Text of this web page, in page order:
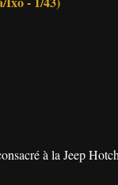
à la Jeep